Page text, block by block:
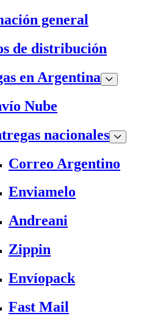
general
de distribución
en Argentina
Nube
nacionales
Correo Argentino
Enviamelo
Andreani
Zippin
Envíopack
Fast Mail